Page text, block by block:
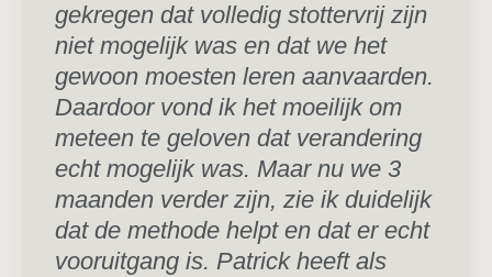
gekregen dat volledig stottervrij zijn
niet mogelijk was en dat we het
gewoon moesten leren aanvaarden.
Daardoor vond ik het moeilijk om
meteen te geloven dat verandering
echt mogelijk was. Maar nu we 3
maanden verder zijn, zie ik duidelijk
dat de methode helpt en dat er echt
vooruitgang is. Patrick heeft als